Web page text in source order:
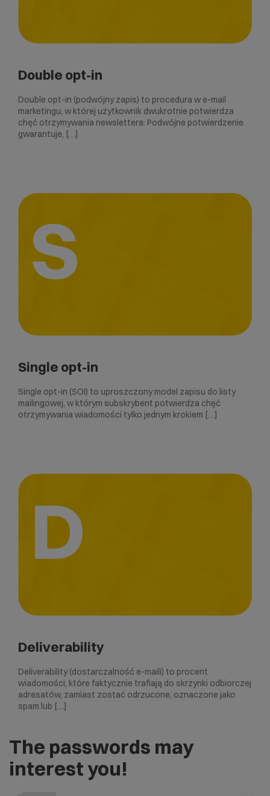
Double opt-in
Double opt-in (podwójny zapis) to procedura w e-mail
marketingu, w której użytkownik dwukrotnie potwierdza
chęć otrzymywania newslettera: Podwójne potwierdzenie
gwarantuje, […]
S
Single opt-in
Single opt-in (SOI) to uproszczony model zapisu do listy
mailingowej, w którym subskrybent potwierdza chęć
otrzymywania wiadomości tylko jednym krokiem […]
D
Deliverability
Deliverability (dostarczalność e-maili) to procent
wiadomości, które faktycznie trafiają do skrzynki odbiorczej
adresatów, zamiast zostać odrzucone, oznaczone jako
spam lub […]
The passwords may
interest you!